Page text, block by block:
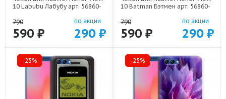
10 Labubu Лабубу арт: 56860-
790
590 ₽
по акции
290 ₽
10 Batman Бэтмен арт: 56860-
790
590 ₽
по акции
290 ₽
-25% -25%